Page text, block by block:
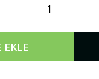
EKLE